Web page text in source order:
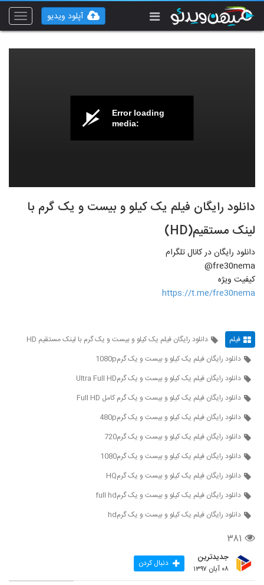
Toggle
آپلود ویدیو
Error loading
media:
دانلود رایگان فیلم یک کیلو و بیست و یک گرم با
لینک مستقیم(HD)
دانلود رایگان در کانال تلگرام
fre30nema@
کیفیت ویژه
https://t.me/fre30nema
فیلم
دانلود رایگان فیلم یک کیلو و بیست و یک گرم با لینک مستقیم HD
دانلود رایگان فیلم یک کیلو و بیست و یک گرم1080p
دانلود رایگان فیلم یک کیلو و بیست و یک گرمUltra Full HD
دانلود رایگان فیلم یک کیلو و بیست و یک گرم کامل Full HD
دانلود رایگان فیلم یک کیلو و بیست و یک گرم480p
دانلود رایگان فیلم یک کیلو و بیست و یک گرم720
دانلود رایگان فیلم یک کیلو و بیست و یک گرم1080
دانلود رایگان فیلم یک کیلو و بیست و یک گرمHQ
دانلود رایگان فیلم یک کیلو و بیست و یک گرمfull hd
دانلود رایگان فیلم یک کیلو و بیست و یک گرمhd
۳۸۱
جدیدترین
۰۸ آبان ۱۳۹۷ دنبال کردن